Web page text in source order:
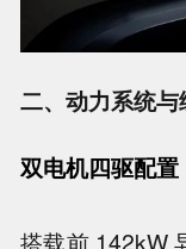
二、动力系统
双电机四驱配置
搭载前 142kW